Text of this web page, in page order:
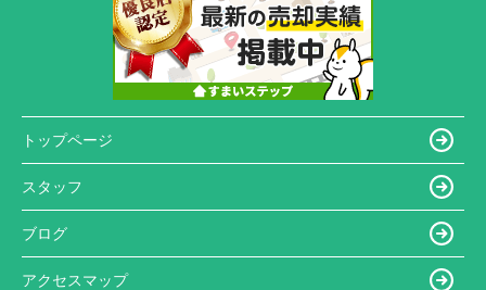
トップページ
スタッフ
ブログ
アクセスマップ